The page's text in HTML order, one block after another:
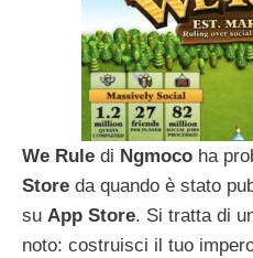
We Rule di Ngmoco ha
Store da quando è stato
su App Store. Si tratta di
noto: costruisci il tuo